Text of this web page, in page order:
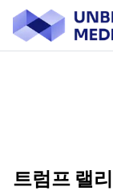
트럼프 랠